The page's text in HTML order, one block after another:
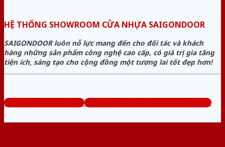
HỆ THỐNG SHOWROOM CỬA NHỰA SAIGONDOOR
SAIGONDOOR luôn nỗ lực mang đến cho đối tác và khách
hàng những sản phẩm công nghệ cao cấp, có giá trị gia tăng
tiện ích, sáng tạo cho cộng đồng một tương lai tốt đẹp hơn!
www.sieuthicuanhua.net Tổng đài tư vấn miễn phí: 0824.400.400